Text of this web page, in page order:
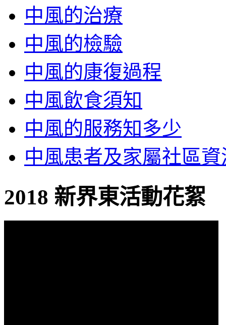
中風的治療
中風的檢驗
中風的康復過程
中風飲食須知
中風的服務知多少
中風患者及家屬社區資
2018 新界東活動花絮